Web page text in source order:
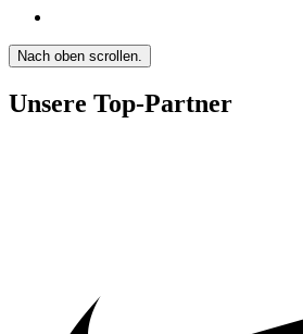
Nach oben scrollen.
Unsere Top-Partner